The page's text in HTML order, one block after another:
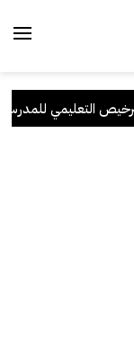
التعليمي للمدرسة